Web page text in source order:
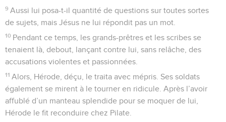
9 Aussi lui posa-t-il quantité de questions sur toutes sortes
de sujets, mais Jésus ne lui répondit pas un mot.
10 Pendant ce temps, les grands-prêtres et les scribes se
tenaient là, debout, lançant contre lui, sans relâche, des
accusations violentes et passionnées.
11 Alors, Hérode, déçu, le traita avec mépris. Ses soldats
également se mirent à le tourner en ridicule. Après l’avoir
affublé d’un manteau splendide pour se moquer de lui,
Hérode le fit reconduire chez Pilate.